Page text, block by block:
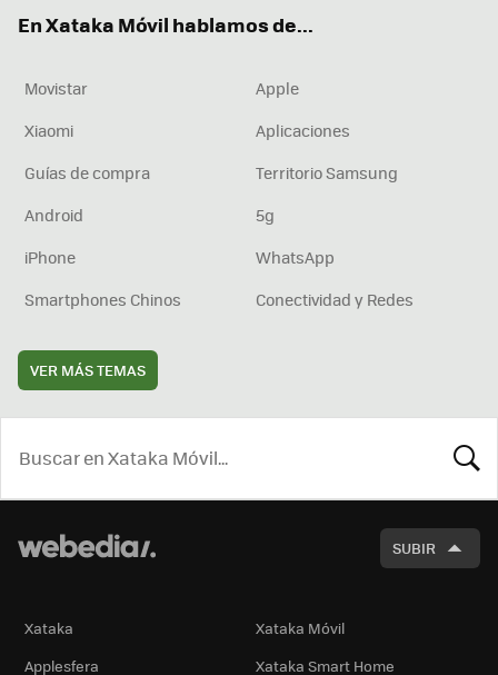
En Xataka Móvil hablamos de...
Movistar
Apple
Xiaomi
Aplicaciones
Guías de compra
Territorio Samsung
Android
5g
iPhone
WhatsApp
Smartphones Chinos
Conectividad y Redes
VER MÁS TEMAS
SUBIR
Xataka
Xataka Móvil
Applesfera
Xataka Smart Home